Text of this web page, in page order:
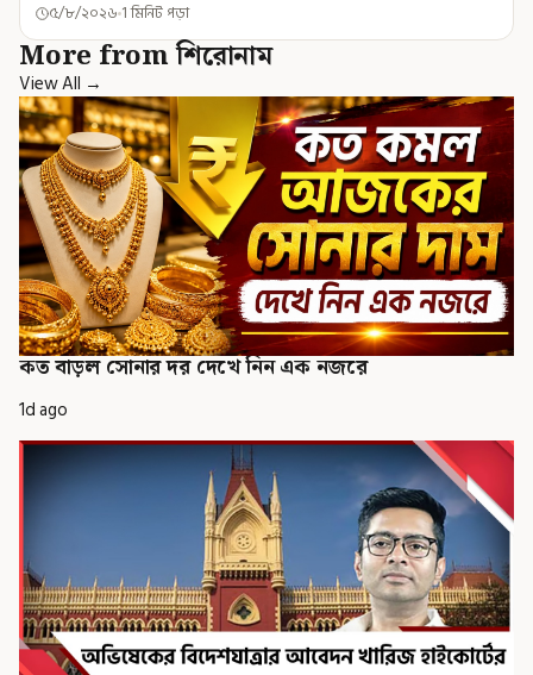
৫/৮/২০২৬ 1 মিনিট পড়া
More from শিরোনাম
View All →
কত বাড়ল সোনার দর দেখে নিন এক নজরে
1d ago